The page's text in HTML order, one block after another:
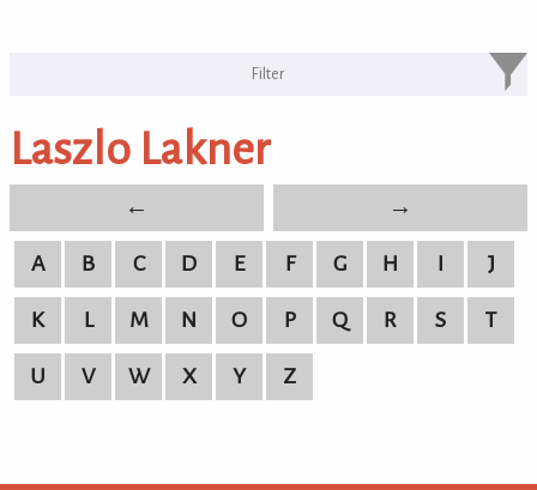
KULTURpur Bildende Künstler von
Laszlo Lakner
bildende Künstler von A-Z
← →
A B C D E F G H I J
K L M N O P Q R S T
U V W X Y Z